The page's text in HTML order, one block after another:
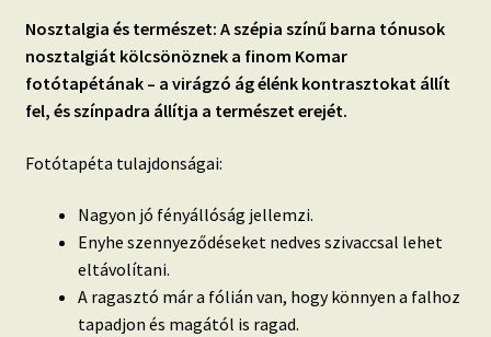
Nosztalgia és természet: A szépia színű barna tónusok
nosztalgiát kölcsönöznek a finom Komar
fotótapétának – a virágzó ág élénk kontrasztokat állít
fel, és színpadra állítja a természet erejét.
Fotótapéta tulajdonságai:
Nagyon jó fényállóság jellemzi.
Enyhe szennyeződéseket nedves szivaccsal lehet
eltávolítani.
A ragasztó már a fólián van, hogy könnyen a falhoz
tapadjon és magától is ragad.